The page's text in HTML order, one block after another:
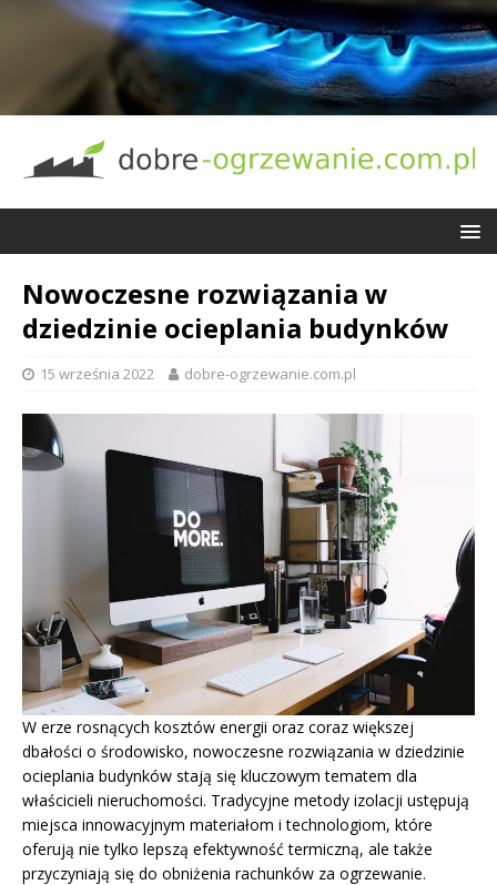
Nowoczesne rozwiązania w
dziedzinie ocieplania budynków
15 września 2022 dobre-ogrzewanie.com.pl
W erze rosnących kosztów energii oraz coraz większej
dbałości o środowisko, nowoczesne rozwiązania w dziedzinie
ocieplania budynków stają się kluczowym tematem dla
właścicieli nieruchomości. Tradycyjne metody izolacji ustępują
miejsca innowacyjnym materiałom i technologiom, które
oferują nie tylko lepszą efektywność termiczną, ale także
przyczyniają się do obniżenia rachunków za ogrzewanie.